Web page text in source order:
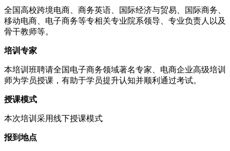
全国高校跨境电商、商务英语、国际经济与贸易、国际商务、
移动电商、电子商务等专相关专业院系领导、专业负责人以及
骨干教师等。
培训专家
本培训班聘请全国电子商务领域著名专家、电商企业高级培训
师为学员授课，有助于学员提升认知并顺利通过考试。
授课模式
本次培训采用线下授课模式
报到地点